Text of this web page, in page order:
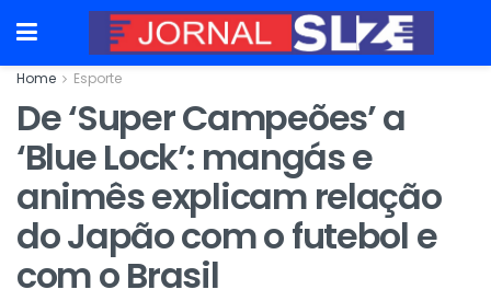
Home Esporte
De ‘Super Campeões’ a
‘Blue Lock’: mangás e
animês explicam relação
do Japão com o futebol e
com o Brasil